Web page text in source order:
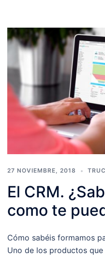
27 NOVIEMBRE, 2018
El CRM.
como te
Cómo sabéis formamos
Uno de los productos